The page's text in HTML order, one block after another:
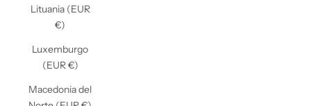
Lituania (EUR
€)
Luxemburgo
(EUR €)
Macedonia del